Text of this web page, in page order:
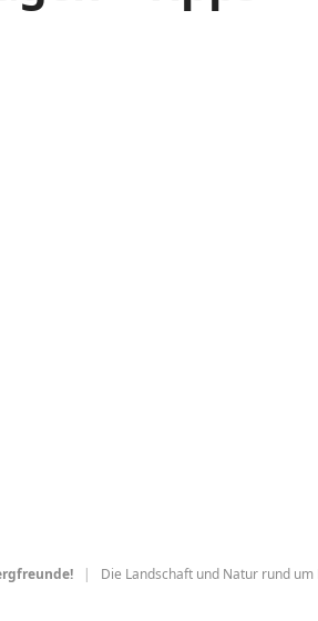
|
Die Landschaft und Natur rund